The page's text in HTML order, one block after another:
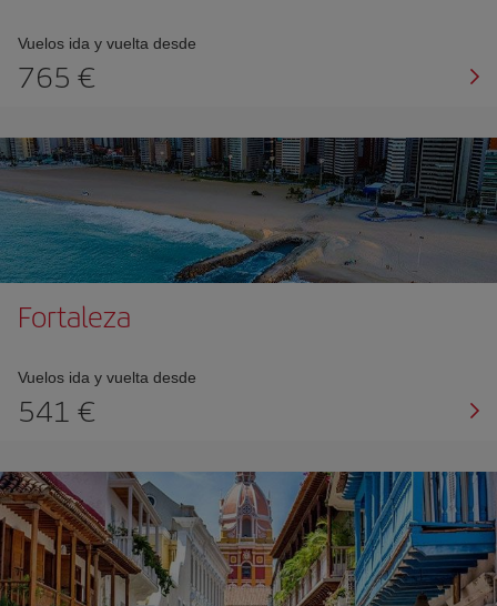
Vuelos ida y vuelta desde
765 €
Fortaleza
Vuelos ida y vuelta desde
541 €